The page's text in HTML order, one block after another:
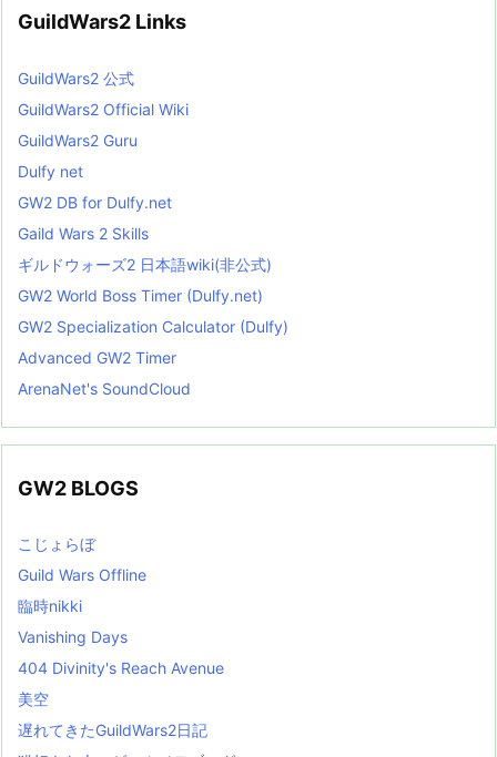
GuildWars2 Links
GuildWars2 公式
GuildWars2 Official Wiki
GuildWars2 Guru
Dulfy net
GW2 DB for Dulfy.net
Gaild Wars 2 Skills
ギルドウォーズ2 日本語wiki(非公式)
GW2 World Boss Timer (Dulfy.net)
GW2 Specialization Calculator (Dulfy)
Advanced GW2 Timer
ArenaNet's SoundCloud
GW2 BLOGS
こじょらぼ
Guild Wars Offline
臨時nikki
Vanishing Days
404 Divinity's Reach Avenue
美空
遅れてきたGuildWars2日記